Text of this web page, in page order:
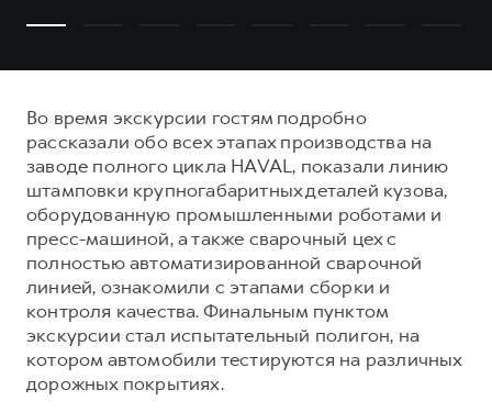
Во время экскурсии гостям подробно
рассказали обо всех этапах производства на
заводе полного цикла HAVAL, показали линию
штамповки крупногабаритных деталей кузова,
оборудованную промышленными роботами и
пресс-машиной, а также сварочный цех с
полностью автоматизированной сварочной
линией, ознакомили с этапами сборки и
контроля качества. Финальным пунктом
экскурсии стал испытательный полигон, на
котором автомобили тестируются на различных
дорожных покрытиях.